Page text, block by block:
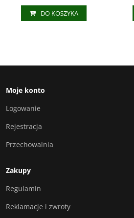
DO KOSZYKA
Moje konto
Logowanie
Rejestracja
Przechowalnia
Zakupy
Regulamin
Reklamacje i zwroty